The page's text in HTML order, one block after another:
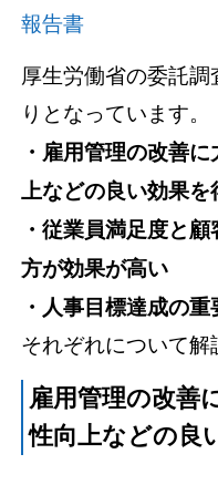
報告書
厚生労働省の委託
りとなっています。
・雇用管理の改善
上などの良い効果を
・従業員満足度と
方が効果が高い
・人事目標達成の重
それぞれについて解
雇用管理の改善
性向上などの良